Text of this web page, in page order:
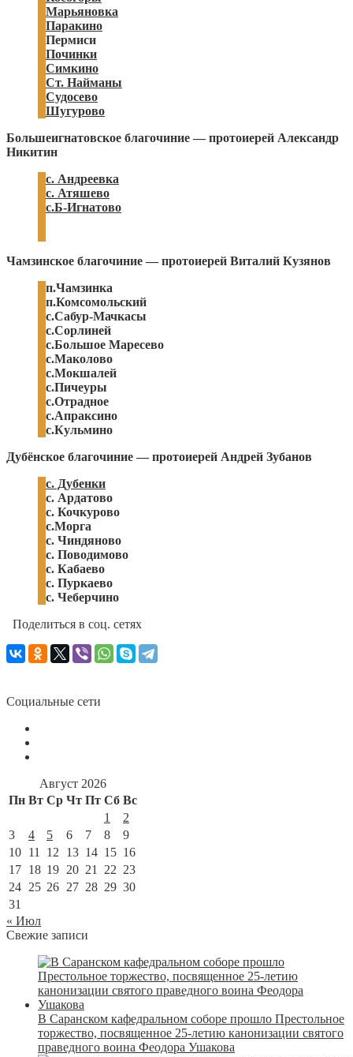
Марьяновка
Паракино
Пермиси
Починки
Симкино
Ст. Найманы
Судосево
Шугурово
Большеигнатовское благочиние — протоиерей Александр
Никитин
с. Андреевка
с. Атяшево
с.Б-Игнатово
Чамзинское благочиние — протоиерей Виталий Кузянов
п.Чамзинка
п.Комсомольский
с.Сабур-Мачкасы
с.Сорлиней
с.Большое Маресево
с.Маколово
с.Мокшалей
с.Пичеуры
с.Отрадное
с.Апраксино
с.Кульмино
Дубёнское благочиние — протоиерей Андрей Зубанов
с. Дубенки
с. Ардатово
с. Кочкурово
с.Морга
с. Чиндяново
с. Поводимово
с. Кабаево
с. Пуркаево
с. Чеберчино
Поделиться в соц. сетях
Социальные сети
Август 2026
Пн Вт Ср Чт Пт Сб Вс
1
2
3
4 5 6 7 8
9
10 11 12 13 14 15 16
17 18 19 20 21 22 23
24 25 26 27 28 29 30
31
« Июл
Свежие записи
В Саранском кафедральном соборе прошло Престольное
торжество, посвященное 25-летию канонизации святого
праведного воина Феодора Ушакова